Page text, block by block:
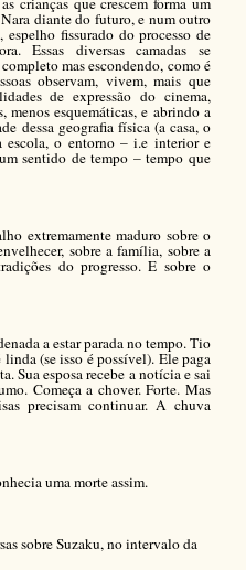
diante do futuro, e num outro
fissurado do processo de
Essas diversas camadas se
mas escondendo, como é
observam, vivem, mais que
de expressão do cinema,
menos esquemáticas, e abrindo a
dessa geografia física (a casa, o
o entorno – i.e interior e
sentido de tempo – tempo que
extremamente maduro sobre o
sobre a família, sobre a
do progresso. E sobre o
a estar parada no tempo. Tio
(se isso é possível). Ele paga
Sua esposa recebe a notícia e sai
Começa a chover. Forte. Mas
precisam continuar. A chuva
uma morte assim.
sobre Suzaku, no intervalo da